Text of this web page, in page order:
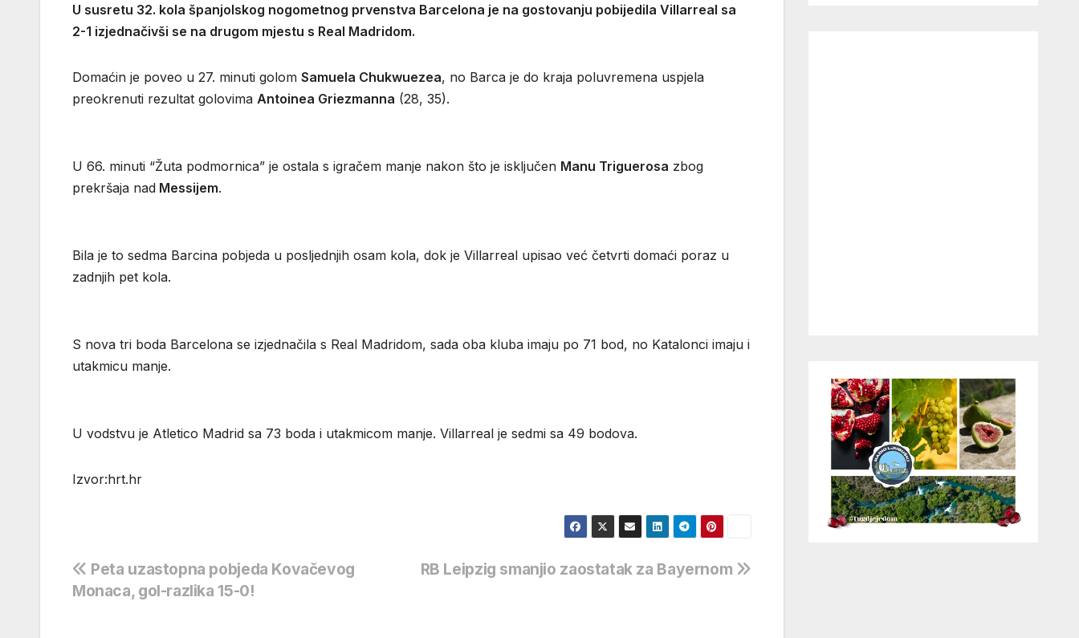
U susretu 32. kola španjolskog nogometnog prvenstva Barcelona je na gostovanju pobijedila Villarreal sa
2-1 izjednačivši se na drugom mjestu s Real Madridom.
Domaćin je poveo u 27. minuti golom Samuela Chukwuezea, no Barca je do kraja poluvremena uspjela
preokrenuti rezultat golovima Antoinea Griezmanna (28, 35).
U 66. minuti “Žuta podmornica” je ostala s igračem manje nakon što je isključen Manu Triguerosa zbog
prekršaja nad Messijem.
Bila je to sedma Barcina pobjeda u posljednjih osam kola, dok je Villarreal upisao već četvrti domaći poraz u
zadnjih pet kola.
S nova tri boda Barcelona se izjednačila s Real Madridom, sada oba kluba imaju po 71 bod, no Katalonci imaju i
utakmicu manje.
U vodstvu je Atletico Madrid sa 73 boda i utakmicom manje. Villarreal je sedmi sa 49 bodova.
Izvor:hrt.hr
Navigacija
objava
RB Leipzig smanjio zaostatak za Bayernom
Peta uzastopna pobjeda Kovačevog
Monaca, gol-razlika 15-0!